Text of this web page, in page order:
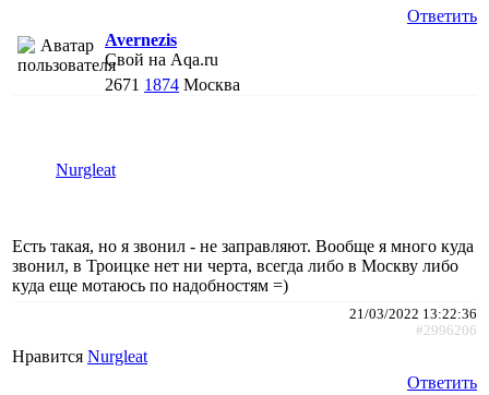
Ответить
Avernezis
Свой на Aqa.ru
2671 1874 Москва
Nurgleat
Есть такая, но я звонил - не заправляют. Вообще я много куда
звонил, в Троицке нет ни черта, всегда либо в Москву либо
куда еще мотаюсь по надобностям =)
21/03/2022 13:22:36
#2996206
Нравится Nurgleat
Ответить